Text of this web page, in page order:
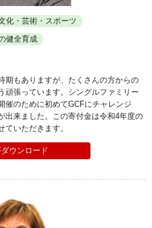
化・芸術・スポーツ
健全育成
期もありますが、たくさんの方からの
頑張っています。シングルファミリー
催のために初めてGCFにチャレンジ
出来ました。この寄付金は令和4年度の
いただきます。
ダウンロード